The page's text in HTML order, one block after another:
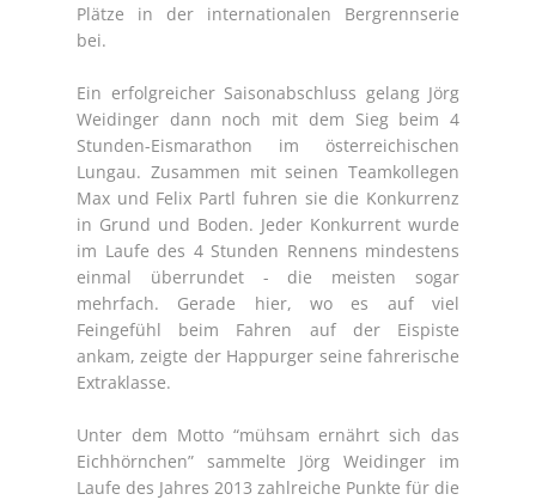
Plätze in der internationalen Bergrennserie
bei.
Ein erfolgreicher Saisonabschluss gelang Jörg
Weidinger dann noch mit dem Sieg beim 4
Stunden-Eismarathon im österreichischen
Lungau. Zusammen mit seinen Teamkollegen
Max und Felix Partl fuhren sie die Konkurrenz
in Grund und Boden. Jeder Konkurrent wurde
im Laufe des 4 Stunden Rennens mindestens
einmal überrundet - die meisten sogar
mehrfach. Gerade hier, wo es auf viel
Feingefühl beim Fahren auf der Eispiste
ankam, zeigte der Happurger seine fahrerische
Extraklasse.
Unter dem Motto “mühsam ernährt sich das
Eichhörnchen” sammelte Jörg Weidinger im
Laufe des Jahres 2013 zahlreiche Punkte für die